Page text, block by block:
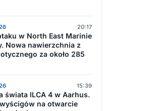
20:17
w North East Marinie
Nowa nawierzchnia z
za około 285
15:39
świata ILCA 4 w Aarhus.
na otwarcie